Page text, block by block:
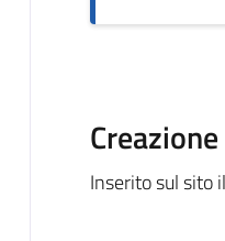
Creazione
Inserito sul sito il